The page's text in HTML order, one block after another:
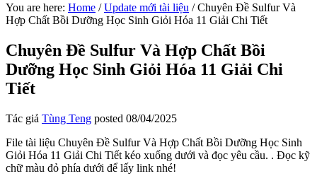
You are here: Home / Update mới tài liệu /Chuyên Đề Sulfur Và
Hợp Chất Bồi Dưỡng Học Sinh Giỏi Hóa 11 Giải Chi Tiết
Chuyên Đề Sulfur Và Hợp Chất Bồi
Dưỡng Học Sinh Giỏi Hóa 11 Giải Chi
Tiết
Tác giả Tùng Teng posted 08/04/2025
File tài liệu Chuyên Đề Sulfur Và Hợp Chất Bồi Dưỡng Học Sinh
Giỏi Hóa 11 Giải Chi Tiết kéo xuống dưới và đọc yêu cầu. . Đọc kỹ
chữ màu đỏ phía dưới để lấy link nhé!